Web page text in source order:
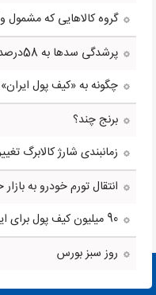
گروه کالاهایی که مشمول
پرشدگی سدها به 58درصد رسید
چگونه به «کیف پول
برنج چند؟
زمانبندی شارژ کالابرگ
انتقال تورم خودرو به
90 میلیون کیف پول برای ایرانی ها ساخته شد
روز سبز بورس